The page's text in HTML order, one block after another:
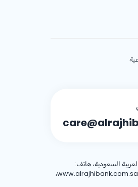
، 8001244455 العنوان الوطني: شركة الراجحي المصرفية للاستثمار، 8467 طريق الملك فهد – حي المروج، وحدة رقم (1)، الرياض 12263 – 2743، الموقع الإلكتروني: www.alrajhibank.com.sa،